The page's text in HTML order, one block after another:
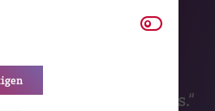
mir nach meinem
Bachelor einen
UX-Design-
Tech-Startups.“
Youtube